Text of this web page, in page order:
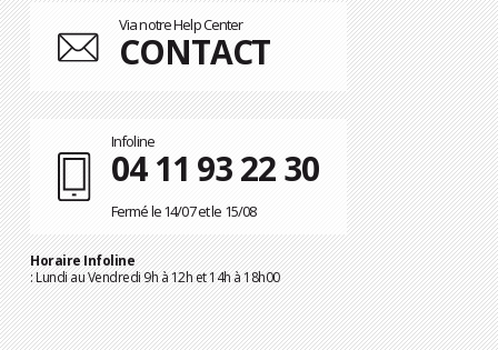
Via notre Help Center
CONTACT
Infoline
04 11 93 22 30
Fermé le 14/07 et le 15/08
Horaire Infoline
: Lundi au Vendredi 9h à 12h et 14h à 18h00